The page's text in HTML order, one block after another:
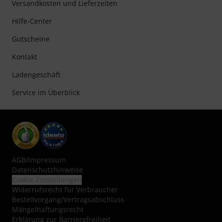
Versandkosten und Lieferzeiten
Hilfe-Center
Gutscheine
Kontakt
Ladengeschäft
Service im Überblick
AGB/Impressum
Datenschutzhinweise
Widerrufsrecht für Verbraucher
Bestellvorgang/Vertragsabschluss
Mängelhaftungsrecht
Erklärung zur Barrierefreiheit